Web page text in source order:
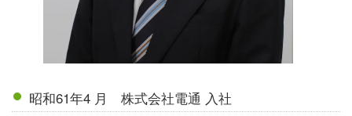
昭和61年4 月 株式会社電通 入社